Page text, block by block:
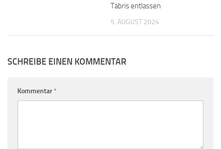
Täbris entlassen
5. AUGUST 2024
SCHREIBE EINEN KOMMENTAR
Kommentar*